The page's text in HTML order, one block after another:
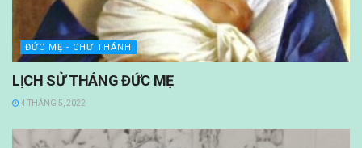
ĐỨC MẸ - CHƯ THÁNH
LỊCH SỬ THÁNG ĐỨC MẸ
4 THÁNG 5, 2022